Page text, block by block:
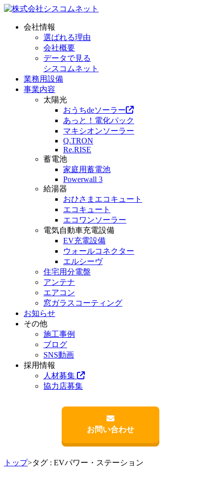
会社情報
選ばれる理由
会社概要
データで見る
シスコムネット
業務用設備
事業内容
太陽光
おうちdeソーラー
あっと！電化パック
マキシオンソーラー
Q.TRON
Re.RISE
蓄電池
家庭用蓄電池
Powerwall 3
給湯器
おひさまエコキュート
エコキュート
エコワンソーラー
電気自動車充電設備
EV充電設備
ウォールコネクター
エルシーヴ
住宅用分電盤
アンテナ
エアコン
窓ガラスコーティング
お知らせ
その他
施工事例
ブログ
SNS動画
採用情報
人材募集
協力店募集
お問い合わせ
トップ>タグ : EVパワー・ステーション